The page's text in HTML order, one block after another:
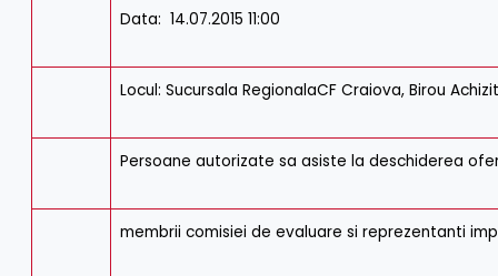
Data: 14.07.2015 11:00
Locul: Sucursala RegionalaCF Craiova, Birou
Persoane autorizate sa asiste la deschiderea
membrii comisiei de evaluare si reprezentanti